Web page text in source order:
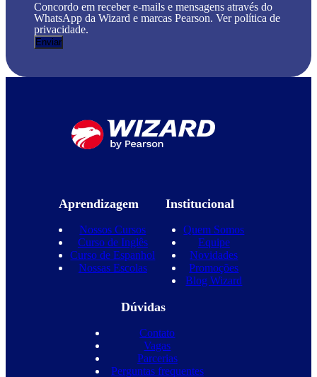
Concordo em receber e-mails e mensagens através do
WhatsApp da Wizard e marcas Pearson. Ver política de
privacidade.
Aprendizagem
Nossos Cursos
Curso de Inglês
Curso de Espanhol
Nossas Escolas
Institucional
Quem Somos
Equipe
Novidades
Promoções
Blog Wizard
Dúvidas
Contato
Vagas
Parcerias
Perguntas frequentes